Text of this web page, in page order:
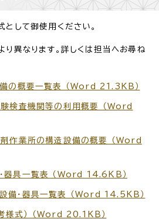
として御使用ください。
り異なります。詳しくは担当へお尋ね
概要一覧表 （Word 21.3KB）
査機関等の利用概要 （Word
業所の構造設備の概要 （Word
具一覧表 （Word 14.6KB）
・器具一覧表 （Word 14.5KB）
様式） （Word 20.1KB）